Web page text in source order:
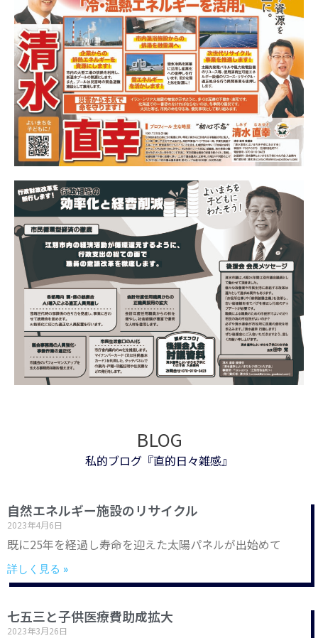
BLOG
私的ブログ『直的日々雑感』
自然エネルギー施設のリサイクル
2023年4月6日
既に25年を経過し寿命を迎えた太陽パネルが出始めて
詳しく見る »
七五三と子供医療費助成拡大
2023年3月26日